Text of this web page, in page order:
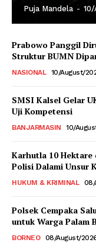
Puja Mandela -
Prabowo Panggil
Struktur BUMN
NASIONAL 10/August/
SMSI Kalsel Gelar
Uji Kompetensi
BANJARMASIN 10/
Karhutla 10 Hektare
Polisi Dalami Unsur
HUKUM & KRIMINAL 08/
Polsek Cempaka
untuk Warga Palam
BORNEO 08/August/